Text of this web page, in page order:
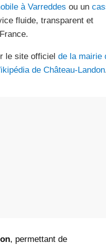
à Varreddes ou un
fluide, transparent et
le site officiel de la mairie
de Château-Landon
, permettant de